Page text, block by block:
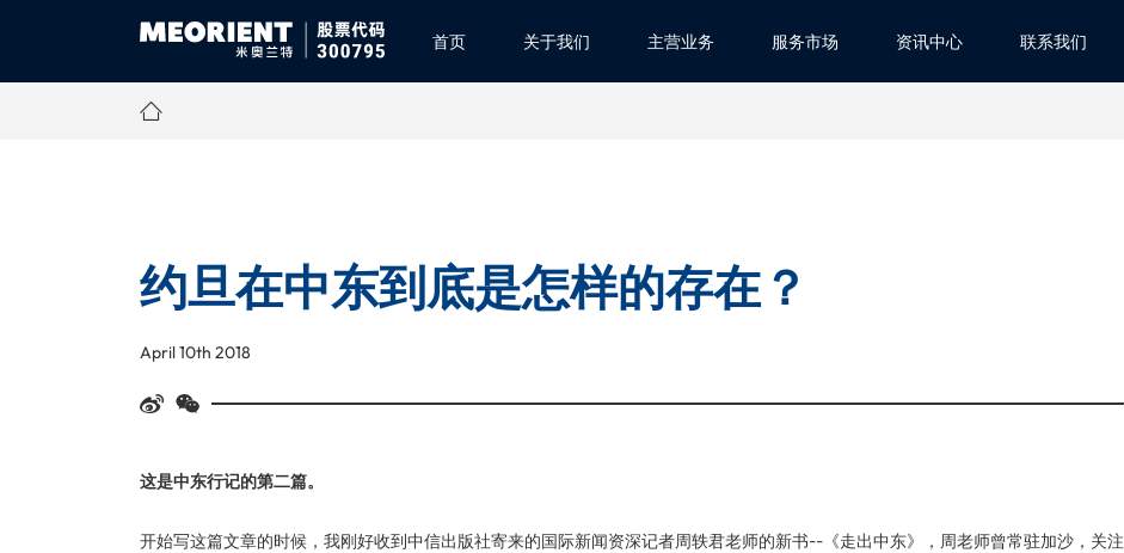
首页 关于我们 主营业务 服务市场 资讯中心 联系我们
约旦在中东到底是怎样的存在？
April 10th 2018
这是中东行记的第二篇。
开始写这篇文章的时候，我刚好收到中信出版社寄来的国际新闻资深记者周轶君老师的新书--《走出中东》，周老师曾常驻加沙，关注